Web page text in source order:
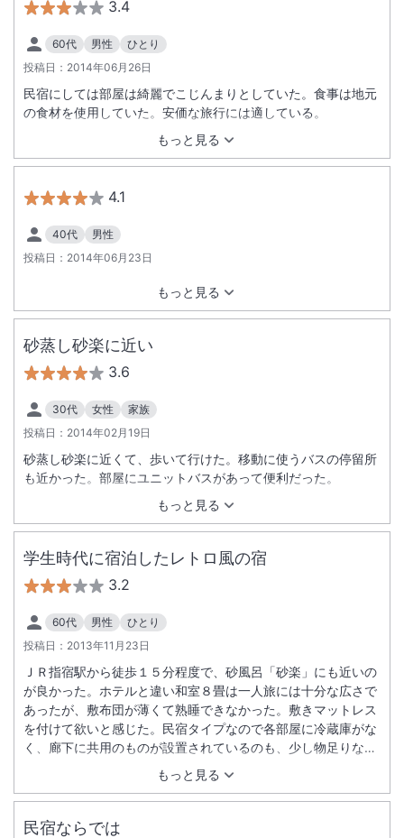
3.4
60代 男性
ひとり
投稿日： 2014年06月26日
もっと見る
民宿にしては部屋は綺麗でこじんまりとしていた。食事は地元
の食材を使用していた。安価な旅行には適している。
4.1
40代
男性
投稿日： 2014年06月23日
もっと見る
砂蒸し砂楽に近い
3.6
30代 女性
家族
投稿日： 2014年02月19日
もっと見る
砂蒸し砂楽に近くて、歩いて行けた。移動に使うバスの停留所
も近かった。部屋にユニットバスがあって便利だった。
学生時代に宿泊したレトロ風の宿
3.2
60代 男性
ひとり
投稿日： 2013年11月23日
もっと見る
ＪＲ指宿駅から徒歩１５分程度で、砂風呂「砂楽」にも近いの
が良かった。ホテルと違い和室８畳は一人旅には十分な広さで
あったが、敷布団が薄くて熟睡できなかった。敷きマットレス
を付けて欲いと感じた。民宿タイプなので各部屋に冷蔵庫がな
く、廊下に共用のものが設置されているのも、少し物足りなさ
民宿ならでは